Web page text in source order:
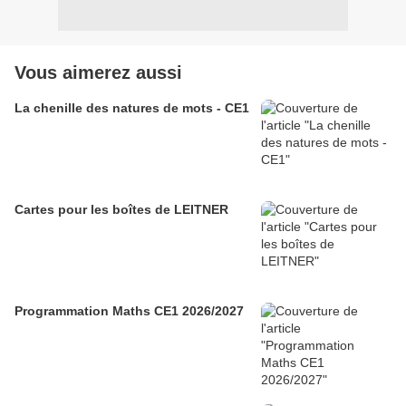
Vous aimerez aussi
La chenille des natures de mots - CE1
Cartes pour les boîtes de LEITNER
Programmation Maths CE1 2026/2027